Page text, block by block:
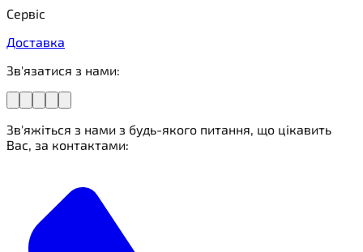
Сервіс
Доставка
Зв'язатися з нами:
Зв'яжіться з нами з будь-якого питання, що цікавить
Вас, за контактами: